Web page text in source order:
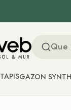
TAPISGAZON